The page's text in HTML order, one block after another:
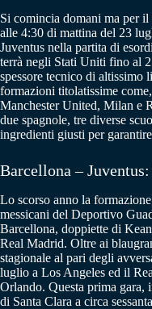
Si comincia domani ma per
alle 4:30 di mattina del 23
Juventus nella partita di
terrà negli Stati Uniti fino al
spessore tecnico di altissimo
formazioni titolatissime
Manchester United, Milan e
due spagnole, tre diverse
ingredienti giusti per
Barcellona –
Lo scorso anno la
messicani del Deportivo
Barcellona, doppiette di
Real Madrid. Oltre ai
stagionale al pari degli
luglio a Los Angeles ed il
Orlando. Questa prima gara,
di Santa Clara a circa